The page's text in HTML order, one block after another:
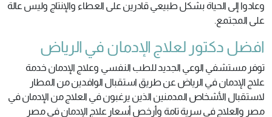
وعادوا إلى الحياة بشكل طبيعي قادرين على العطاء والإنتاج وليس عالة
على المجتمع.
افضل دكتور لعلاج الإدمان في الرياض
توفر مستشفي الوعي الجديد للطب النفسي وعلاج الإدمان خدمة
علاج الإدمان في الرياض عن طريق استقبال الوافدين من المطار
لاستقبال الأشخاص المدمنين الذين يرغبون في العلاج من الإدمان في
مصر والعلاج في سرية تامة وأرخص أسعار علاج الإدمان في مصر